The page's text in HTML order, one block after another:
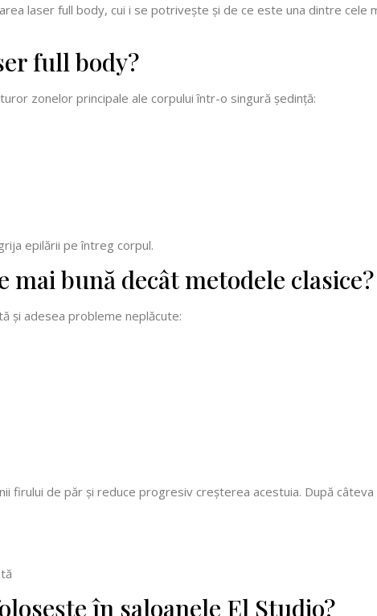
laser full body, cui i se potrivește și de ce este una dintre cele
full body?
zonelor principale ale corpului într-o singură ședință:
epilării pe întreg corpul.
mai bună decât metodele clasice?
și adesea probleme neplăcute:
firului de păr și reduce progresiv creșterea acestuia. După câteva
în saloanele El Studio?